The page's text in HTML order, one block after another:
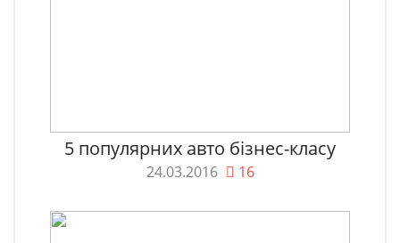
5 популярних авто бізнес-класу
24.03.2016 16